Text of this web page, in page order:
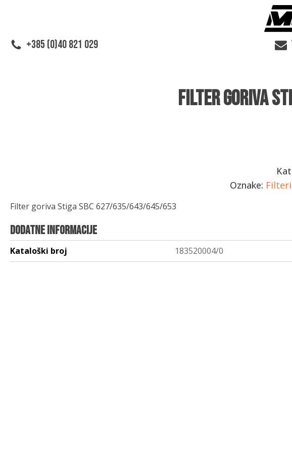
+385 (0)40 821 029
Filter goriva
Oznake:
Filter goriva Stiga SBC 627/635/643/645/653
Dodatne informacije
Kataloški broj 183520004/0